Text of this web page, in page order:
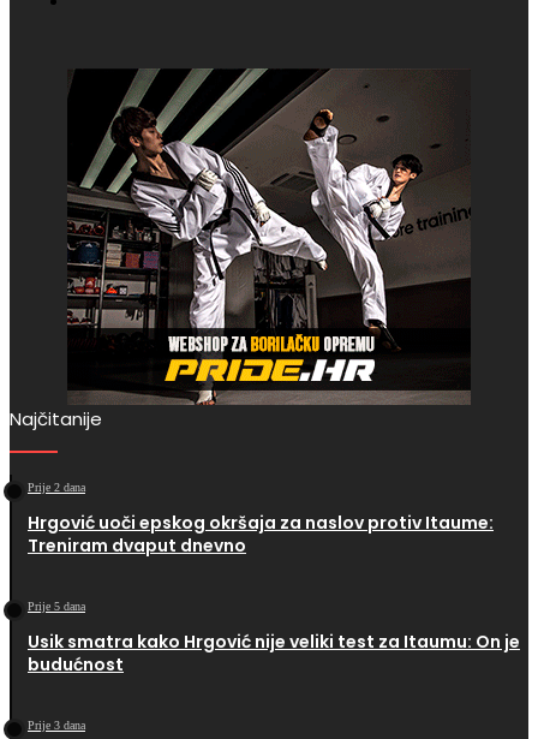
Najčitanije
Prije 2 dana
Hrgović uoči epskog okršaja za naslov protiv Itaume:
Treniram dvaput dnevno
Prije 5 dana
Usik smatra kako Hrgović nije veliki test za Itaumu: On je
budućnost
Prije 3 dana